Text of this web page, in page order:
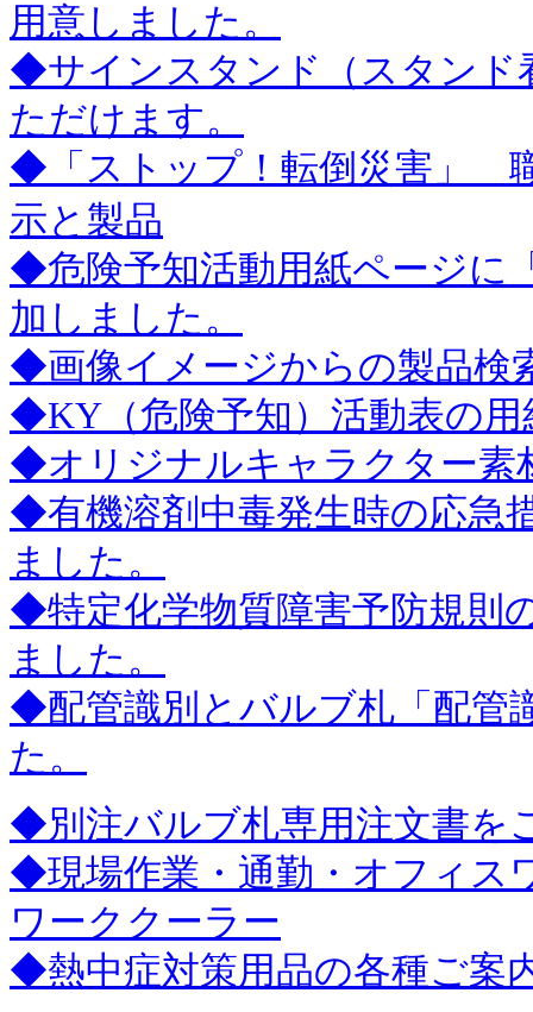
用意しました。
◆サインスタンド（スタンド
ただけます。
◆「ストップ！転倒災害」
示と製品
◆危険予知活動用紙ページに
加しました。
◆画像イメージからの製品検
◆KY（危険予知）活動表の
◆オリジナルキャラクター素
◆有機溶剤中毒発生時の応急
ました。
◆特定化学物質障害予防規則
ました。
◆配管識別とバルブ札「配管
た。
◆別注バルブ札専用注文書を
◆現場作業・通勤・オフィス
ワーククーラー
◆熱中症対策用品の各種ご案